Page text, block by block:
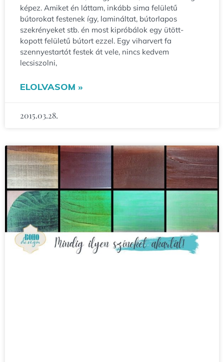
képez. Amiket én láttam, inkább sima felületű
bútorokat festenek így, lamináltat, bútorlapos
szekrényeket stb. én most kipróbálok egy ütött-
kopott felületű bútort ezzel. Egy viharvert fa
szennyestartót festek át vele, nincs kedvem
lecsiszolni,
ELOLVASOM »
2015.03.28.